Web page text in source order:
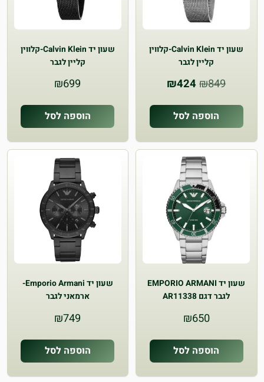
שעון יד Calvin Klein-קלווין
קליין לגבר
₪849
המחיר
היה:
₪849.
₪424 המחיר
הוא:
₪424.
הוספה לסל
שעון יד Calvin Klein-קלווין
קליין לגבר
₪699
הוספה לסל
שעון יד EMPORIO ARMANI
לגבר דגם AR11338
₪650
הוספה לסל
שעון יד Emporio Armani-
ארמאני לגבר
₪749
הוספה לסל